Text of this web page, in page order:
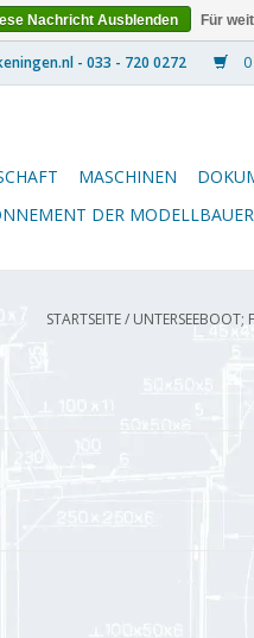
MASCHINEN
DER MODELLBAUER
STARTSEITE/ UNTERSEEBOOT;
Nachricht Ausblenden Für